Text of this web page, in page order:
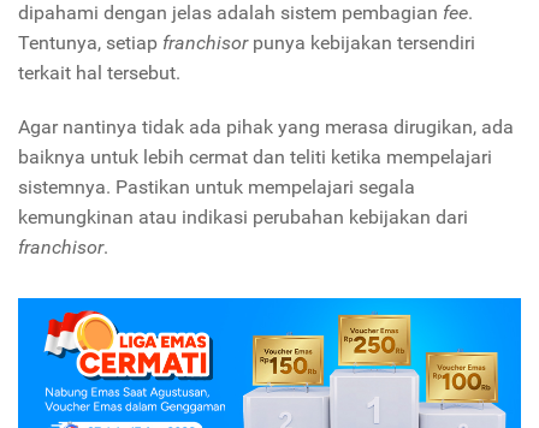
dipahami dengan jelas adalah sistem pembagian fee.
Tentunya, setiap franchisorpunya kebijakan tersendiri
terkait hal tersebut.
Agar nantinya tidak ada pihak yang merasa dirugikan, ada
baiknya untuk lebih cermat dan teliti ketika mempelajari
sistemnya. Pastikan untuk mempelajari segala
kemungkinan atau indikasi perubahan kebijakan dari
franchisor.